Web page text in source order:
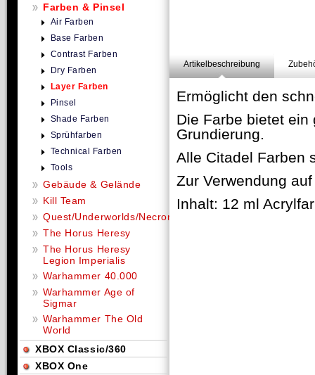
Artikelbeschreibung
Ermöglicht den
Die Farbe bietet
Grundierung.
Alle Citadel Farben
Zur Verwendung
Inhalt: 12 ml
Farben & Pinsel
Air Farben
Base Farben
Contrast Farben
Dry Farben
Layer Farben
Pinsel
Shade Farben
Sprühfarben
Technical Farben
Tools
Gebäude & Gelände
Kill Team
Quest/Underworlds/Necromunda
The Horus Heresy
The Horus Heresy
Legion Imperialis
Warhammer 40.000
Warhammer Age of
Sigmar
Warhammer The Old
World
XBOX Classic/360
XBOX One